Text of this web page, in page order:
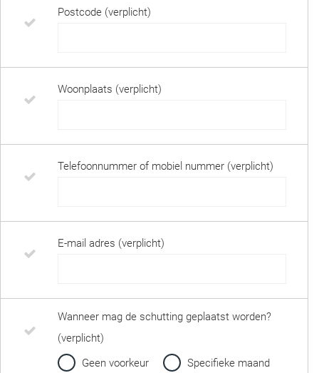
Postcode (verplicht)
Woonplaats (verplicht)
Telefoonnummer of mobiel nummer (verplicht)
E-mail adres (verplicht)
Wanneer mag de schutting geplaatst worden?
(verplicht)
Geen voorkeur
Specifieke maand